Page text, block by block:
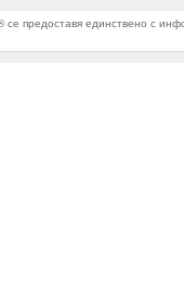
предоставя единствено с